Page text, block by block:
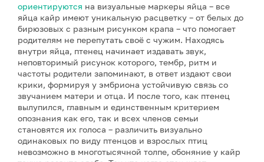
ориентируются на визуальные маркеры яйца – все
яйца кайр имеют уникальную расцветку – от белых до
бирюзовых с разным рисунком крапа – что помогает
родителям не перепутать своё с чужим. Находясь
внутри яйца, птенец начинает издавать звук,
неповторимый рисунок которого, тембр, ритм и
частоты родители запоминают, в ответ издают свои
крики, формируя у эмбриона устойчивую связь со
звучанием матери и отца. И после того, как птенец
вылупился, главным и единственным критерием
опознания как его, так и всех членов семьи
становятся их голоса – различить визуально
одинаковых по виду птенцов и взрослых птиц
невозможно в многотысячной толпе, обоняние у кайр